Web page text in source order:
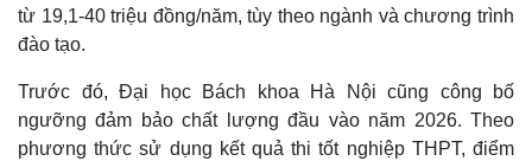
từ 19,1-40 triệu đồng/năm, tùy theo ngành và chương trình
đào tạo.
Trước đó, Đại học Bách khoa Hà Nội cũng công bố
ngưỡng đảm bảo chất lượng đầu vào năm 2026. Theo
phương thức sử dụng kết quả thi tốt nghiệp THPT, điểm